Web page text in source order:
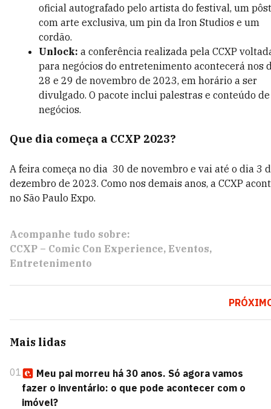
oficial autografado pelo artista do festival, um
com arte exclusiva, um pin da Iron Studios e um
cordão.
Unlock: a conferência realizada pela CCXP
para negócios do entretenimento acontecerá nos
28 e 29 de novembro de 2023, em horário a ser
divulgado. O pacote inclui palestras e conteúdo de
negócios.
Que dia começa a CCXP 2023?
A feira começa no dia 30 de novembro e vai até o dia 3
dezembro de 2023. Como nos demais anos, a CCXP
no São Paulo Expo.
Acompanhe tudo sobre:
CCXP – Comic Con Experience Eventos
Entretenimento
Mais lidas
01
Meu pai morreu há 30 anos. Só agora vamos
fazer o inventário: o que pode acontecer com o
imóvel?